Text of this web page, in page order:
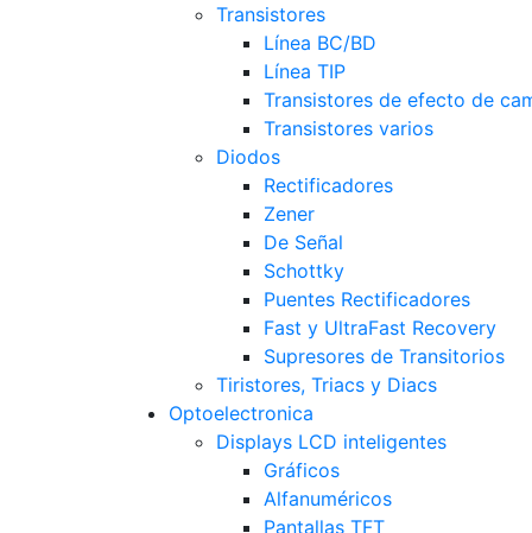
Transistores
Línea BC/BD
Línea TIP
Transistores de efecto de
Transistores varios
Diodos
Rectificadores
Zener
De Señal
Schottky
Puentes Rectificadores
Fast y UltraFast Recovery
Supresores de Transitorios
Tiristores, Triacs y Diacs
Optoelectronica
Displays LCD inteligentes
Gráficos
Alfanuméricos
Pantallas TFT